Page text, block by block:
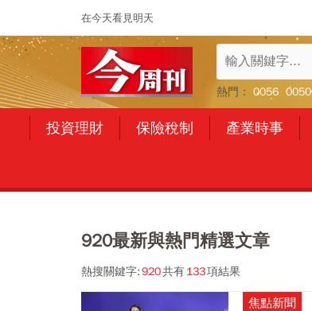
在今天看見明天
熱門： 0056 0050
投資理財 保險稅制 產業時事
920最新與熱門精選文章
熱搜關鍵字:920共有133項結果
焦點新聞